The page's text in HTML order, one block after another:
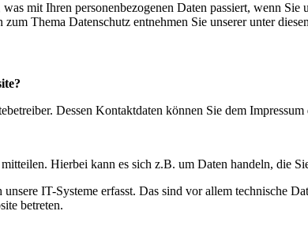
mit Ihren personenbezogenen Daten passiert, wenn Sie
Thema Datenschutz entnehmen Sie unserer unter
Dessen Kontaktdaten können Sie dem Impressum
Hierbei kann es sich z.B. um Daten handeln, die
IT-Systeme erfasst. Das sind vor allem technische
betreten.